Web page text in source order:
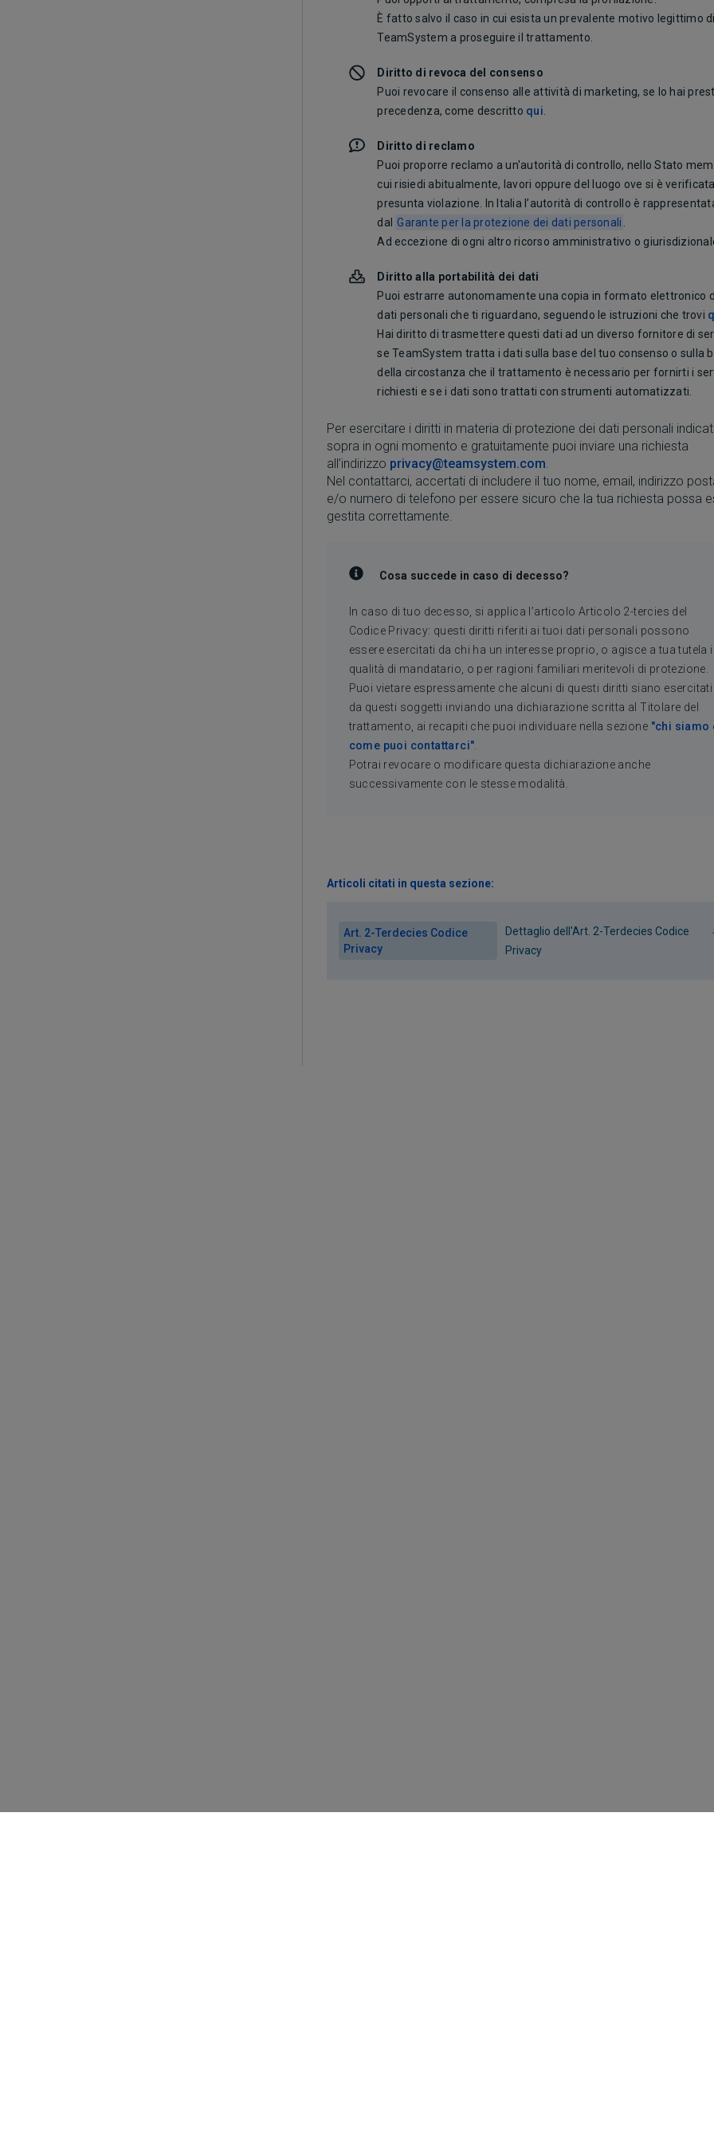
È fatto salvo il caso in cui esista un prevalente motivo legittimo
TeamSystem a proseguire il trattamento.
Diritto di revoca del consenso
Puoi revocare il consenso alle attività di marketing, se lo hai
precedenza, come descritto qui
Diritto di reclamo
Puoi proporre reclamo a un'autorità di controllo, nello Stato
cui risiedi abitualmente, lavori oppure del luogo ove si è
presunta violazione. In Italia l’autorità di controllo è
dal Garante per la protezione dei dati personali
Ad eccezione di ogni altro ricorso amministrativo o
Diritto alla portabilità dei dati
Puoi estrarre autonomamente una copia in formato elettronico
dati personali che ti riguardano, seguendo le istruzioni che trovi
Hai diritto di trasmettere questi dati ad un diverso fornitore di
se TeamSystem tratta i dati sulla base del tuo consenso o sulla
della circostanza che il trattamento è necessario per fornirti i
richiesti e se i dati sono trattati con strumenti automatizzati.
Per esercitare i diritti in materia di protezione dei dati personali
sopra in ogni momento e gratuitamente puoi inviare una richiesta
all’indirizzo privacy@teamsystem.com.
Nel contattarci, accertati di includere il tuo nome, email, indirizzo
e/o numero di telefono per essere sicuro che la tua richiesta possa
gestita correttamente.
Cosa succede in caso di decesso?
In caso di tuo decesso, si applica l’articolo Articolo 2-tercies del
Codice Privacy: questi diritti riferiti ai tuoi dati personali possono
essere esercitati da chi ha un interesse proprio, o agisce a tua tutela
qualità di mandatario, o per ragioni familiari meritevoli di protezione.
Puoi vietare espressamente che alcuni di questi diritti siano esercitati
da questi soggetti inviando una dichiarazione scritta al Titolare del
trattamento, ai recapiti che puoi individuare nella sezione "chi siamo
come puoi contattarci"
Potrai revocare o modificare questa dichiarazione anche
successivamente con le stesse modalità.
Articoli citati in questa sezione:
Art. 2-Terdecies Codice
Privacy
Dettaglio dell'Art. 2-Terdecies Codice
Privacy